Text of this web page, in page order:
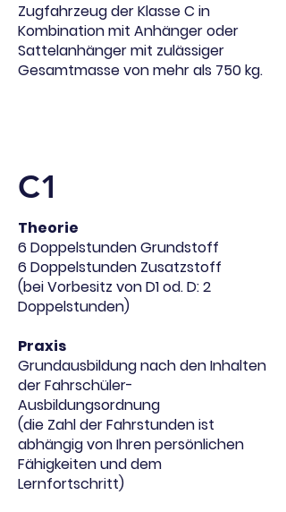
Zugfahrzeug der Klasse C in
Kombination mit Anhänger oder
Sattelanhänger mit zulässiger
Gesamtmasse von mehr als 750 kg.
C1
Theorie
6 Doppelstunden Grundstoff
6 Doppelstunden Zusatzstoff
(bei Vorbesitz von D1 od. D: 2
Doppelstunden)
Praxis
Grundausbildung nach den Inhalten
der Fahrschüler-
Ausbildungsordnung
(die Zahl der Fahrstunden ist
abhängig von Ihren persönlichen
Fähigkeiten und dem
Lernfortschritt)